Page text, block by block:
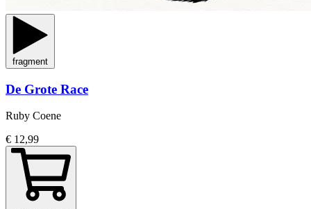
fragment
De Grote Race
Ruby Coene
€ 12,99